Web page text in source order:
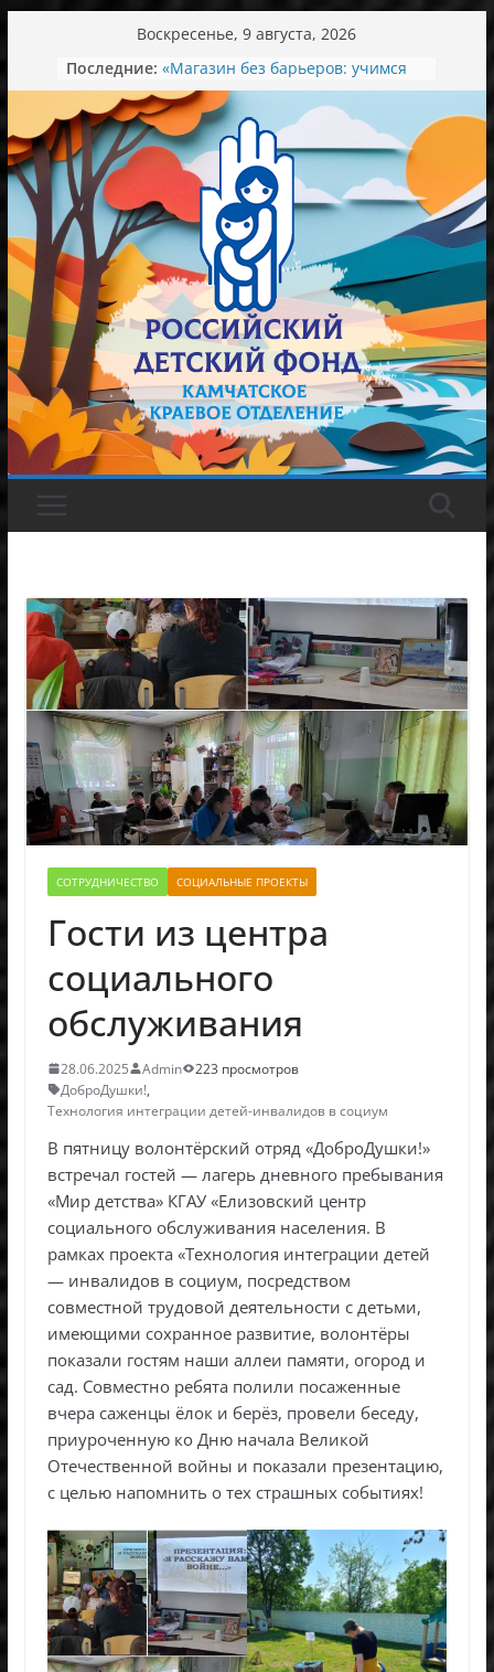
содержимому
Воскресенье, 9 августа, 2026
Последние: «Магазин без барьеров: учимся
понимать и договариваться»
День семьи, любви и верности
Экскурсия в мир красоты
Ароматный зеленый вкус лета.
Концерт в колледже искусств
СОТРУДНИЧЕСТВО СОЦИАЛЬНЫЕ ПРОЕКТЫ
Гости из центра
социального
обслуживания
28.06.2025 Admin
223 просмотров
ДоброДушки!,
Технология интеграции детей-инвалидов в социум
В пятницу волонтёрский отряд «ДоброДушки!»
встречал гостей — лагерь дневного пребывания
«Мир детства» КГАУ «Елизовский центр
социального обслуживания населения. В
рамках проекта «Технология интеграции детей
— инвалидов в социум, посредством
совместной трудовой деятельности с детьми,
имеющими сохранное развитие, волонтёры
показали гостям наши аллеи памяти, огород и
сад. Совместно ребята полили посаженные
вчера саженцы ёлок и берёз, провели беседу,
приуроченную ко Дню начала Великой
Отечественной войны и показали презентацию,
с целью напомнить о тех страшных событиях!